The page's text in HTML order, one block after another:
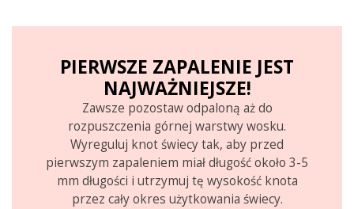
PIERWSZE ZAPALENIE JEST
NAJWAŻNIEJSZE!
Zawsze pozostaw odpaloną aż do
rozpuszczenia górnej warstwy wosku.
Wyreguluj knot świecy tak, aby przed
pierwszym zapaleniem miał długość około 3-5
mm długości i utrzymuj tę wysokość knota
przez cały okres użytkowania świecy.